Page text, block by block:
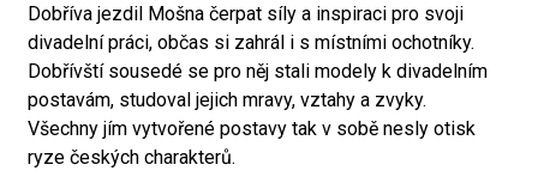
Dobříva jezdil Mošna čerpat síly a inspiraci pro svoji
divadelní práci, občas si zahrál i s místními ochotníky.
Dobřívští sousedé se pro něj stali modely k divadelním
postavám, studoval jejich mravy, vztahy a zvyky.
Všechny jím vytvořené postavy tak v sobě nesly otisk
ryze českých charakterů.